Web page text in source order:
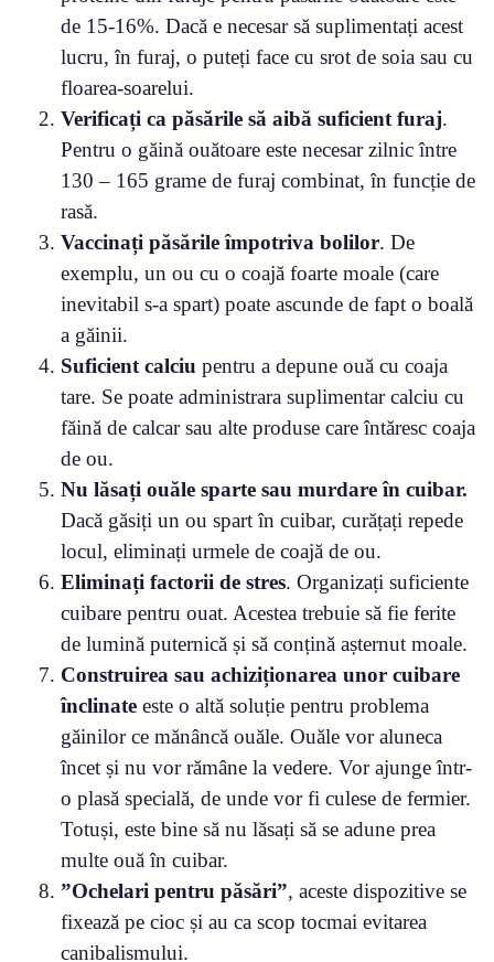
de 15-16%. Dacă e necesar să suplimentați acest
lucru, în furaj, o puteți face cu srot de soia sau cu
floarea-soarelui.
Verificați ca păsările să aibă suficient furaj.
Pentru o găină ouătoare este necesar zilnic între
130 – 165 grame de furaj combinat, în funcție de
rasă.
Vaccinați păsările împotriva bolilor. De
exemplu, un ou cu o coajă foarte moale (care
inevitabil s-a spart) poate ascunde de fapt o boală
a găinii.
Suficient calciu pentru a depune ouă cu coaja
tare. Se poate administrara suplimentar calciu cu
făină de calcar sau alte produse care întăresc coaja
de ou.
Nu lăsați ouăle sparte sau murdare în cuibar.
Dacă găsiți un ou spart în cuibar, curățați repede
locul, eliminați urmele de coajă de ou.
Eliminați factorii de stres. Organizați suficiente
cuibare pentru ouat. Acestea trebuie să fie ferite
de lumină puternică și să conțină așternut moale.
Construirea sau achiziționarea unor cuibare
înclinate este o altă soluție pentru problema
găinilor ce mănâncă ouăle. Ouăle vor aluneca
încet și nu vor rămâne la vedere. Vor ajunge într-
o plasă specială, de unde vor fi culese de fermier.
Totuși, este bine să nu lăsați să se adune prea
multe ouă în cuibar.
”Ochelari pentru păsări”, aceste dispozitive se
fixează pe cioc și au ca scop tocmai evitarea
canibalismului.